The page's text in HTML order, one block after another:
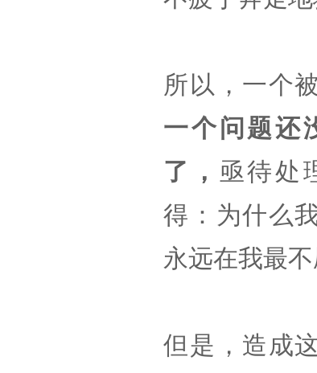
所以，一个
一个问题还
了， 亟待处
得：为什么
永远在我最
但是，造成